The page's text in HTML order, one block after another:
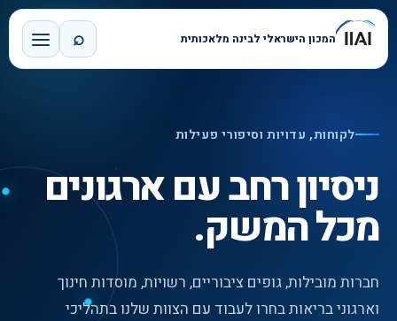
המכון הישראלי לבינה מלאכותית ⌕
לקוחות, עדויות וסיפורי פעילות
ניסיון רחב עם ארגונים
מכל המשק.
חברות מובילות, גופים ציבוריים, רשויות, מוסדות חינוך
וארגוני בריאות בחרו לעבוד עם הצוות שלנו בתהליכי